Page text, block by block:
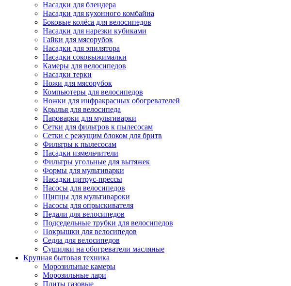
Насадки для блендера
Насадки для кухонного комбайна
Боковые колёса для велосипедов
Насадки для нарезки кубиками
Гайки для мясорубок
Насадки для эпилятора
Насадки соковыжималки
Камеры для велосипедов
Насадки терки
Ножи для мясорубок
Компьютеры для велосипедов
Ножки для инфракрасных обогревателей
Крылья для велосипеда
Пароварки для мультиварки
Сетки для фильтров к пылесосам
Сетки с режущим блоком для бритв
Фильтры к пылесосам
Насадки измельчители
Фильтры угольные для вытяжек
Формы для мультиварки
Насадки цитрус-прессы
Насосы для велосипедов
Щипцы для мультивароки
Насосы для опрыскивателя
Педали для велосипедов
Подседельные трубки для велосипедов
Покрышки для велосипедов
Седла для велосипедов
Сушилки на обогреватели масляные
Крупная бытовая техника
Морозильные камеры
Морозильные лари
Плиты газовые